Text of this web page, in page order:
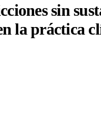
sin
la práctica